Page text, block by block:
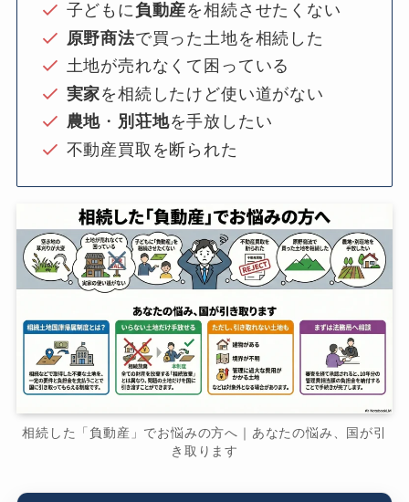
子どもに負動産を相続させたくない
原野商法で買った土地を相続した
土地が売れなくて困っている
実家を相続したけど使い道がない
農地 ・ 別荘地を手放したい
不動産買取を断られた
相続した「負動産」でお悩みの方へ｜あなたの悩み、国が引
き取ります